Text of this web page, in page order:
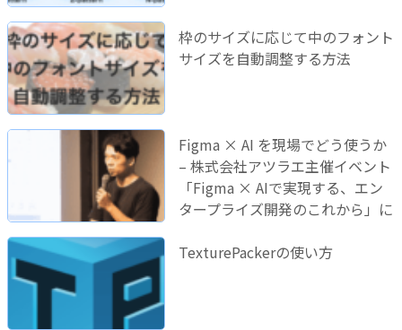
枠のサイズに応じて中のフォント
サイズを自動調整する方法
Figma × AI を現場でどう使うか
– 株式会社アツラエ主催イベント
「Figma × AIで実現する、エン
タープライズ開発のこれから」に
TexturePackerの使い方